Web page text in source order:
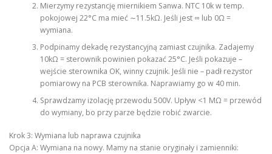
Mierzymy rezystancję miernikiem Sanwa. NTC 10k w temp.
pokojowej 22°C ma mieć ∼11.5kΩ. Jeśli jest ∞ lub 0Ω =
wymiana.
Podpinamy dekadę rezystancyjną zamiast czujnika. Zadajemy
10kΩ = sterownik powinien pokazać 25°C. Jeśli pokazuje –
wejście sterownika OK, winny czujnik. Jeśli nie – padł rezystor
pomiarowy na PCB sterownika. Naprawiamy go w 40 min.
Sprawdzamy izolację przewodu 500V. Upływ <1 MΩ = przewód
do wymiany, bo przy parze będzie robić zwarcie.
Krok 3: Wymiana lub naprawa czujnika
Opcja A: Wymiana na nowy. Mamy na stanie oryginały i zamienniki: